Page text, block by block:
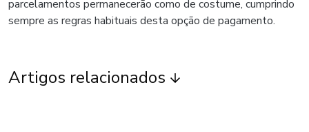
parcelamentos permanecerão como de costume, cumprindo
sempre as regras habituais desta opção de pagamento.
Artigos relacionados